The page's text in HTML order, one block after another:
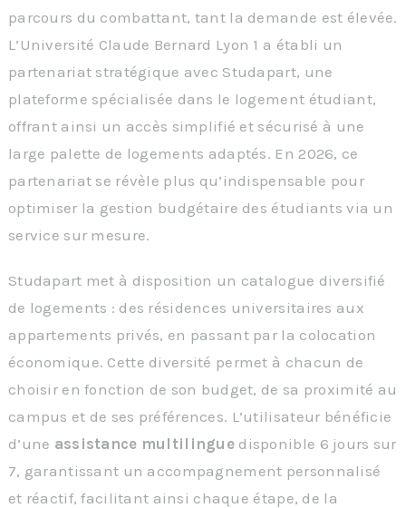
parcours du combattant, tant la demande est élevée.
L’Université Claude Bernard Lyon 1 a établi un
partenariat stratégique avec Studapart, une
plateforme spécialisée dans le logement étudiant,
offrant ainsi un accès simplifié et sécurisé à une
large palette de logements adaptés. En 2026, ce
partenariat se révèle plus qu’indispensable pour
optimiser la gestion budgétaire des étudiants via un
service sur mesure.
Studapart met à disposition un catalogue diversifié
de logements : des résidences universitaires aux
appartements privés, en passant par la colocation
économique. Cette diversité permet à chacun de
choisir en fonction de son budget, de sa proximité au
campus et de ses préférences. L’utilisateur bénéficie
d’une assistance multilingue disponible 6 jours sur
7, garantissant un accompagnement personnalisé
et réactif, facilitant ainsi chaque étape, de la